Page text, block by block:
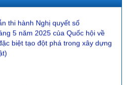
thi hành Nghị quyết số
5 năm 2025 của Quốc hội về
biệt tạo đột phá trong xây dựng
phổ biến, giáo dục pháp luật